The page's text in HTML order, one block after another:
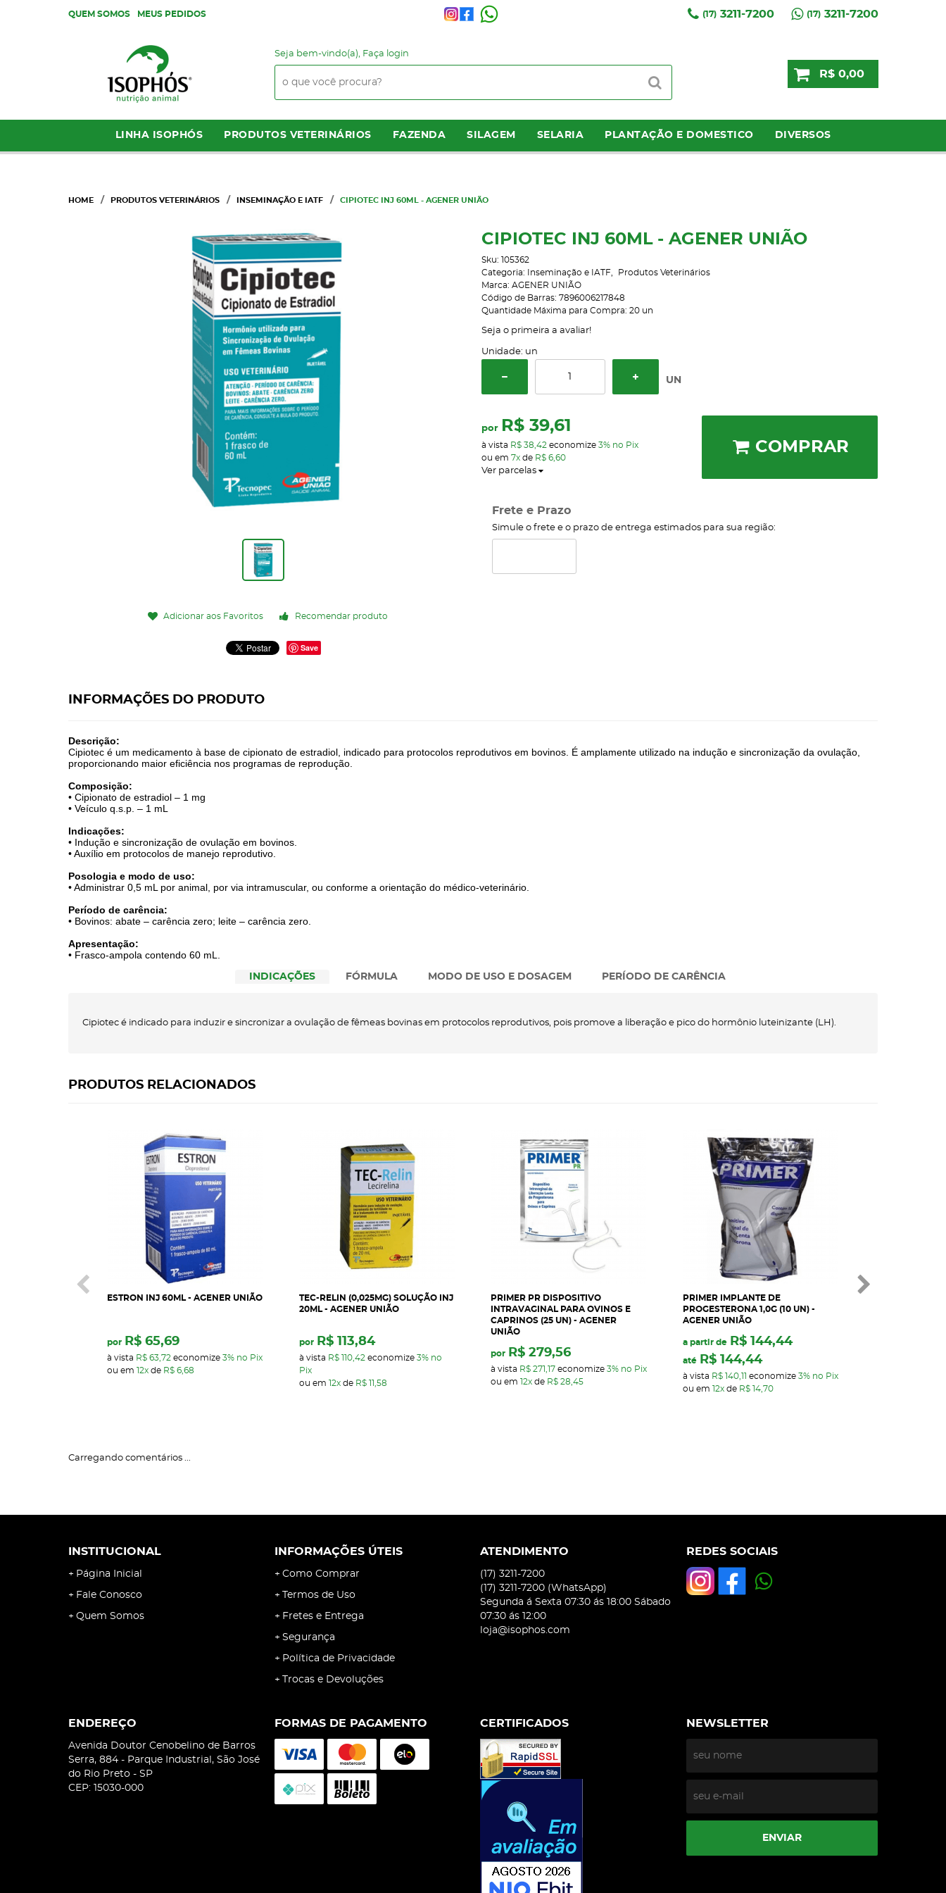
QUEM SOMOS MEUS PEDIDOS (17)3211-7200 (17)3211-7200
Seja bem-vindo(a), Faça login
R$ 0,00
LINHA ISOPHÓS PRODUTOS VETERINÁRIOS FAZENDA SILAGEM SELARIA PLANTAÇÃO E DOMESTICO DIVERSOS
HOME PRODUTOS VETERINÁRIOS INSEMINAÇÃO E IATF CIPIOTEC INJ 60ML - AGENER UNIÃO
Adicionar aos Favoritos Recomendar produto
Save
CIPIOTEC INJ 60ML - AGENER UNIÃO
Sku: 105362
Categoria:
Inseminação e IATF
Produtos Veterinários
Marca: AGENER UNIÃO
Código de Barras: 7896006217848
Quantidade Máxima para Compra: 20 un
Seja o primeira a avaliar!
Unidade: un
UN
por R$ 39,61
à vista R$ 38,42 economize 3% no Pix
ou em 7xde R$ 6,60
Ver parcelas
COMPRAR
Frete e Prazo
Simule o frete e o prazo de entrega estimados para sua região:
INFORMAÇÕES DO PRODUTO
Descrição:
Cipiotec é um medicamento à base de cipionato de estradiol, indicado para protocolos reprodutivos em bovinos. É amplamente utilizado na indução e sincronização da ovulação,
proporcionando maior eficiência nos programas de reprodução.
Composição:
• Cipionato de estradiol – 1 mg
• Veículo q.s.p. – 1 mL
Indicações:
• Indução e sincronização de ovulação em bovinos.
• Auxílio em protocolos de manejo reprodutivo.
Posologia e modo de uso:
• Administrar 0,5 mL por animal, por via intramuscular, ou conforme a orientação do médico-veterinário.
Período de carência:
• Bovinos: abate – carência zero; leite – carência zero.
Apresentação:
• Frasco-ampola contendo 60 mL.
INDICAÇÕES FÓRMULA MODO DE USO E DOSAGEM PERÍODO DE CARÊNCIA
Cipiotec é indicado para induzir e sincronizar a ovulação de fêmeas bovinas em protocolos reprodutivos, pois promove a liberação e pico do hormônio luteinizante (LH).
PRODUTOS RELACIONADOS
ESTRON INJ 60ML - AGENER UNIÃO
por R$ 65,69
à vista R$ 63,72 economize 3% no Pix
ou em 12x de R$ 6,68
TEC-RELIN (0,025MG) SOLUÇÃO INJ
20ML - AGENER UNIÃO
por R$ 113,84
à vista R$ 110,42 economize 3% no
Pix
ou em 12xde R$ 11,58
PRIMER PR DISPOSITIVO
INTRAVAGINAL PARA OVINOS E
CAPRINOS (25 UN) - AGENER
UNIÃO
por R$ 279,56
à vista R$ 271,17 economize 3% no Pix
ou em 12x de R$ 28,45
PRIMER IMPLANTE DE
PROGESTERONA 1,0G (10 UN) -
AGENER UNIÃO
a partir de R$ 144,44
até R$ 144,44
à vista R$ 140,11 economize 3% no Pix
ou em 12xde R$ 14,70
Carregando comentários ...
INSTITUCIONAL
Página Inicial
Fale Conosco
Quem Somos
INFORMAÇÕES ÚTEIS
Como Comprar
Termos de Uso
Fretes e Entrega
Segurança
Política de Privacidade
Trocas e Devoluções
ATENDIMENTO
(17) 3211-7200
(17) 3211-7200 (WhatsApp)
Segunda á Sexta 07:30 ás 18:00 Sábado
07:30 ás 12:00
loja@isophos.com
REDES SOCIAIS
ENDEREÇO
Avenida Doutor Cenobelino de Barros
Serra, 884 - Parque Industrial, São José
do Rio Preto - SP
CEP: 15030-000
FORMAS DE PAGAMENTO CERTIFICADOS NEWSLETTER
ENVIAR